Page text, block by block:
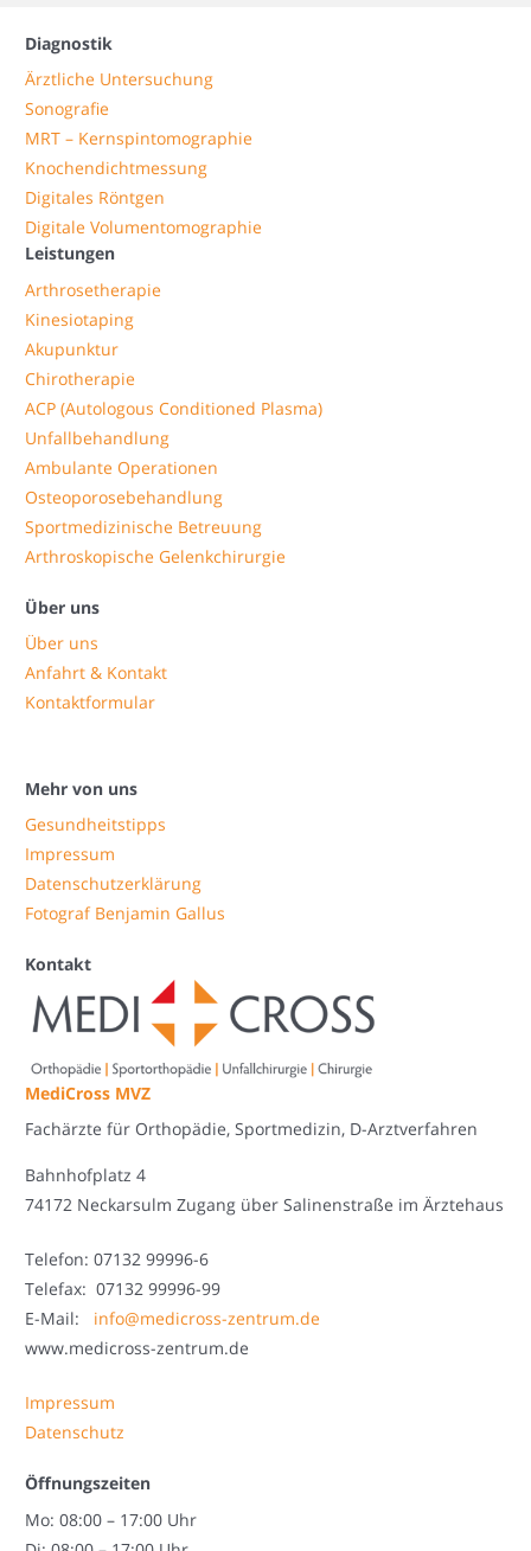
Diagnostik
Ärztliche Untersuchung
Sonografie
MRT – Kernspintomographie
Knochendichtmessung
Digitales Röntgen
Digitale Volumentomographie
Leistungen
Arthrosetherapie
Kinesiotaping
Akupunktur
Chirotherapie
ACP (Autologous Conditioned Plasma)
Unfallbehandlung
Ambulante Operationen
Osteoporosebehandlung
Sportmedizinische Betreuung
Arthroskopische Gelenkchirurgie
Über uns
Über uns
Anfahrt & Kontakt
Kontaktformular
Mehr von uns
Gesundheitstipps
Impressum
Datenschutzerklärung
Fotograf Benjamin Gallus
Kontakt
MediCross MVZ
Fachärzte für Orthopädie, Sportmedizin, D-Arztverfahren
Bahnhofplatz 4
74172 Neckarsulm Zugang über Salinenstraße im Ärztehaus
Telefon: 07132 99996-6
Telefax: 07132 99996-99
E-Mail: info@medicross-zentrum.de
www.medicross-zentrum.de
Impressum
Datenschutz
Öffnungszeiten
Mo: 08:00 – 17:00 Uhr